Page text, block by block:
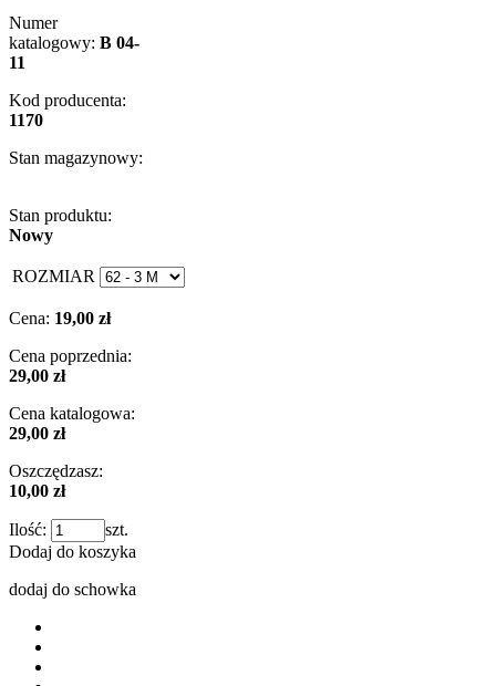
Numer
katalogowy: B 04-
11
Kod producenta:
1170
Stan magazynowy:
Stan produktu:
Nowy
ROZMIAR
Cena: 19,00 zł
Cena poprzednia:
29,00 zł
Cena katalogowa:
29,00 zł
Oszczędzasz:
10,00 zł
Ilość:
szt.
Dodaj do koszyka
dodaj do schowka